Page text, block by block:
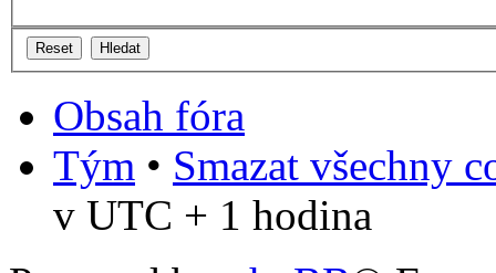
Obsah fóra
Tým • Smazat všechny
v UTC + 1 hodina